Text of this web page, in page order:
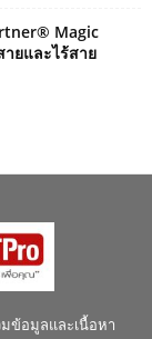
Magic
ยและไร้สาย
มข้อมูลและเนื้อหา